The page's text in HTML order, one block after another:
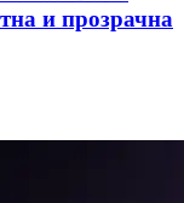
и прозрачна